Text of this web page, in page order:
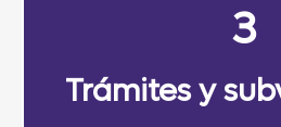
3
Trámites y